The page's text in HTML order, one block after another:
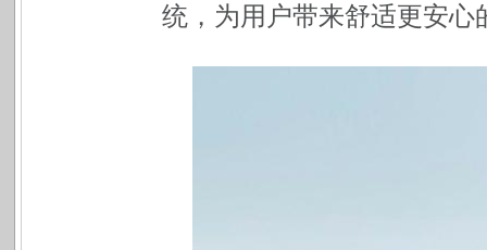
统，为用户带来舒适更安心